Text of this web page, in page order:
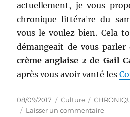
actuellement, je vous
chronique littéraire du
vous le voulez bien. Cela
démangeait de vous
crème anglaise 2 de Gail
après vous avoir vanté les
Publié
le
08/09/2017 Catégories
Culture Étiquettes
Laisser un commentairesur